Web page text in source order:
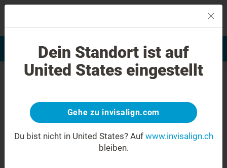
Bewertung Ihres Lächelns Invisalign Anwender finden
404 Fehler
Seien Sie nicht enttäuscht
Diese Seite ist nicht verfügbar, andere
dagegen schon:
Dein Standort ist auf
United States eingestellt
Gehe zu invisalign.com
Du bist nicht in United States? Auf www.invisalign.ch
bleiben.